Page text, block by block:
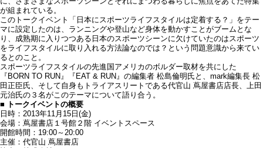
が組まれている。
このトークイベント「日本にスポーツライフスタイルは定着する？」をテー
マに設定したのは、ランニングや登山など身体を動かすことがブームとな
り、成熟期に入りつつある日本のスポーツシーンに欠けていたのはスポーツ
をライフスタイルに取り入れる方法論なのでは？という問題意識から来てい
るとのこと。
スポーツライフスタイルの先進国アメリカのボルダー取材を共にした
『BORN TO RUN』『EAT & RUN』の編集者 松島倫明氏と、mark編集長 松
田正臣氏、そして自身もトライアスリートである代官山 蔦屋書店店長、上田
元治氏の３名がこのテーマについて語り合う。
■ トークイベントの概要
日時：2013年11月15日(金)
会場：蔦屋書店１号館２階 イベントスペース
開館時間：19:00～20:00
主催：代官山 蔦屋書店